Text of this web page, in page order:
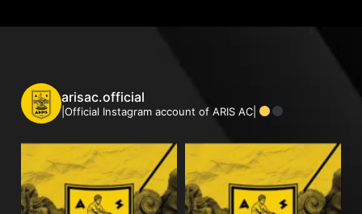
arisac.official
|Official Instagram account of ARIS AC|